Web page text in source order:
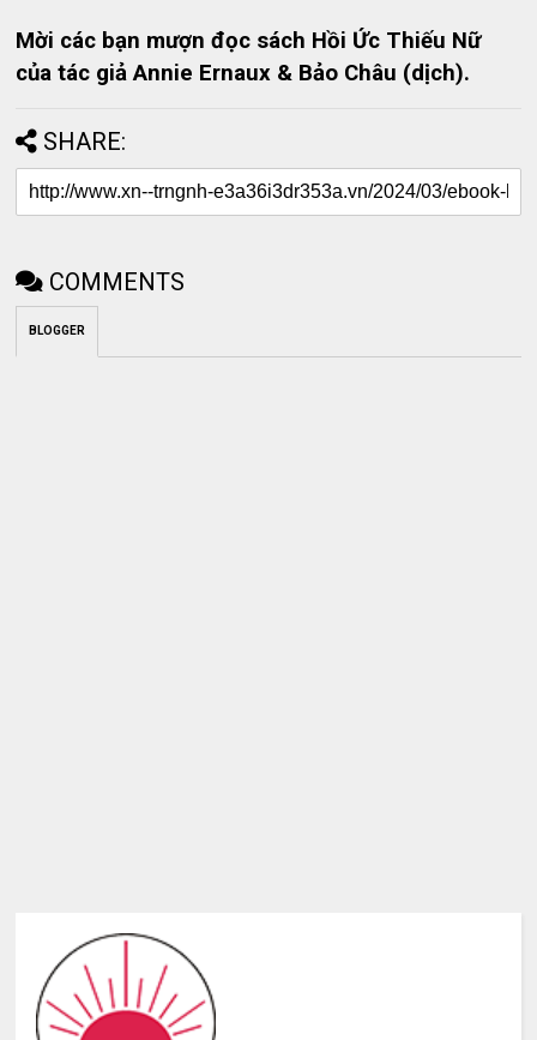
Mời các bạn mượn đọc sách Hồi Ức Thiếu Nữ
của tác giả Annie Ernaux & Bảo Châu (dịch).
SHARE:
COMMENTS
BLOGGER